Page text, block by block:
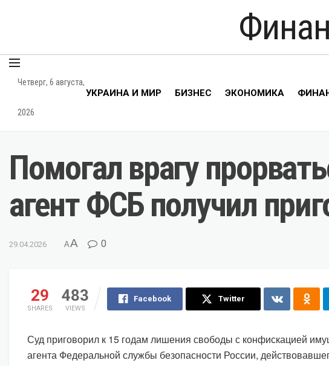
Четверг, 6 августа,
2026
УКРАИНА И МИР БИЗНЕС ЭКОНОМИКА
Помогал врагу
агент ФСБ получил
29.04.2026 AA 0
29
SHARES
483
VIEWS
Facebook Twitter
Суд приговорил к 15 годам лишения свободы с конфискацией
агента Федеральной службы безопасности России,